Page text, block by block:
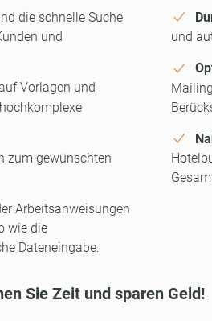
die schnelle Suche
und
Vorlagen und
zum gewünschten
Arbeitsanweisungen
wie die
Dateneingabe.
und
Sie Zeit und sparen Geld!